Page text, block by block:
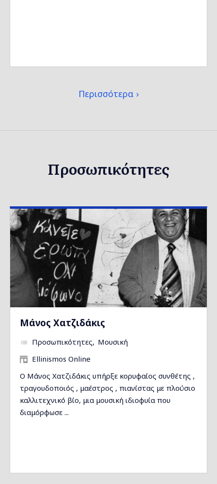
Περισσότερα
Προσωπικότητες
Μάνος Χατζιδάκις
Προσωπικότητες
Μουσική
Ellinismos Online
Ο Μάνος Χατζιδάκις υπήρξε κορυφαίος συνθέτης ,
τραγουδοποιός , μαέστρος , πιανίστας με πλούσιο
καλλιτεχνικό βίο, μια μουσική ιδιοφυία που
διαμόρφωσε ...